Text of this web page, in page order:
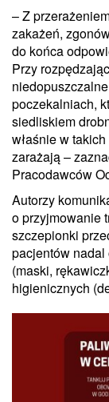
– Z
zakażeń,
do końca
Przy
poczekalniach,
siedliskiem
właśnie w
zarażają –
Pracodawców
Autorzy
o przyjmowanie
szczepionki
pacjentów
(maski,
higienicznych